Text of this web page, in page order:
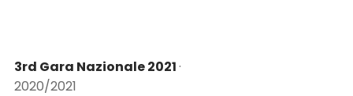
3rd Gara Nazionale 2021·
2020/2021